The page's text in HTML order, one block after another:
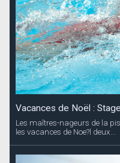
Vacances de Noël :
Les maîtres-nageurs de la
les vacances de Noe?l deux...